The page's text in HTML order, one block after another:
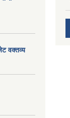
वक्तव्य